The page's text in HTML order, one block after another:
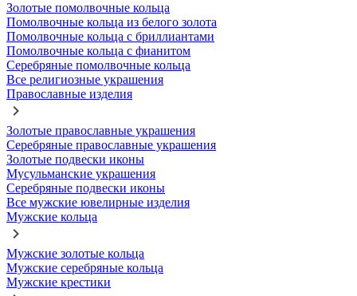
Золотые помолвочные кольца
Помолвочные кольца из белого золота
Помолвочные кольца с бриллиантами
Помолвочные кольца с фианитом
Серебряные помолвочные кольца
Все религиозные украшения
Православные изделия
Золотые православные украшения
Серебряные православные украшения
Золотые подвески иконы
Мусульманские украшения
Серебряные подвески иконы
Все мужские ювелирные изделия
Мужские кольца
Мужские золотые кольца
Мужские серебряные кольца
Мужские крестики